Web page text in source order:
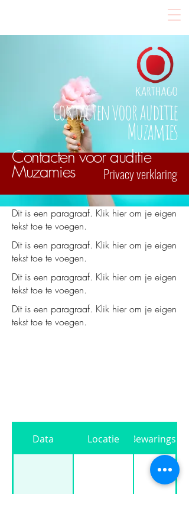
Contacten voor auditie
Muzamies
Privacy verklaring
Contacten voor auditie
Muzamies
Dit is een paragraaf. Klik hier om je eigen
tekst toe te voegen.
Dit is een paragraaf. Klik hier om je eigen
tekst toe te voegen.
Dit is een paragraaf. Klik hier om je eigen
tekst toe te voegen.
Dit is een paragraaf. Klik hier om je eigen
tekst toe te voegen.
Data Locatie